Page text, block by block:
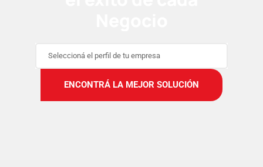
Seleccioná el perfil de tu empresa
ENCONTRÁ LA MEJOR SOLUCIÓN